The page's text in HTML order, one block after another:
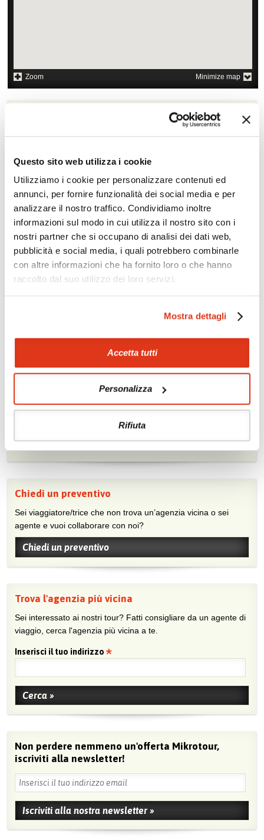
Questo sito web utilizza i cookie
Utilizziamo i cookie per personalizzare contenuti ed
annunci, per fornire funzionalità dei social media e per
analizzare il nostro traffico. Condividiamo inoltre
informazioni sul modo in cui utilizza il nostro sito con i
nostri partner che si occupano di analisi dei dati web,
pubblicità e social media, i quali potrebbero combinarle
con altre informazioni che ha fornito loro o che hanno
raccolto dal suo utilizzo dei loro servizi.
Mostra dettagli
Accetta tutti
Personalizza
Rifiuta
Zoom Minimize map
Da non perdere in Giappone
Tour culturali
Diving e snorkeling
Soggiorno balneare
Mostraci le tue foto su Facebook
Condividi con gli altri viaggiatori le tue esperienze e scambia
Chiedi un preventivo
Sei viaggiatore/trice che non trova un’agenzia vicina o sei
agente e vuoi collaborare con noi?
Chiedi un preventivo
Trova l'agenzia più vicina
Sei interessato ai nostri tour? Fatti consigliare da un agente di
viaggio, cerca l'agenzia più vicina a te.
Inserisci il tuo indirizzo
Non perdere nemmeno un'offerta Mikrotour,
iscriviti alla newsletter!